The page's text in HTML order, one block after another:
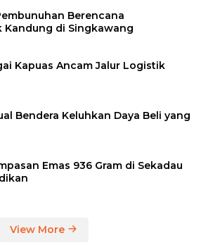
Berencana
Kandung di Singkawang
Kapuas Ancam Jalur Logistik
Bendera Keluhkan Daya Beli yang
Emas 936 Gram di Sekadau
View More